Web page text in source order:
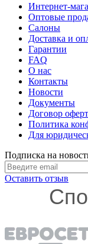
Интернет-
Оптовые
Салоны
Доставка и
Гарантии
FAQ
О нас
Контакты
Новости
Документы
Договор
Политика
Для
Подписка на
Оставить отзыв